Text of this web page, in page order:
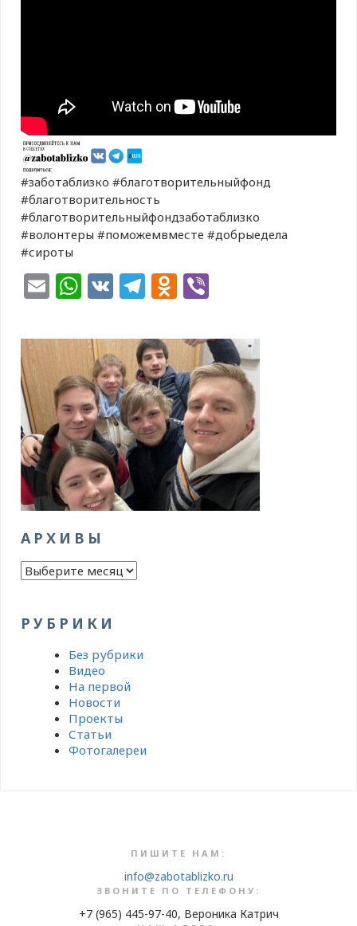
#заботаблизко #благотворительныйфонд
#благотворительность
#благотворительныйфондзаботаблизко
#волонтеры #поможемвместе #добрыедела
#сироты
EmailWhatsApp
VK Telegram
Odnoklassniki
АРХИВЫ
Архивы
РУБРИКИ
Без рубрики
Видео
На первой
Новости
Проекты
Статьи
Фотогалереи
ПИШИТЕ НАМ:
info@zabotablizko.ru
ЗВОНИТЕ ПО ТЕЛЕФОНУ:
+7 (965) 445-97-40, Вероника Катрич